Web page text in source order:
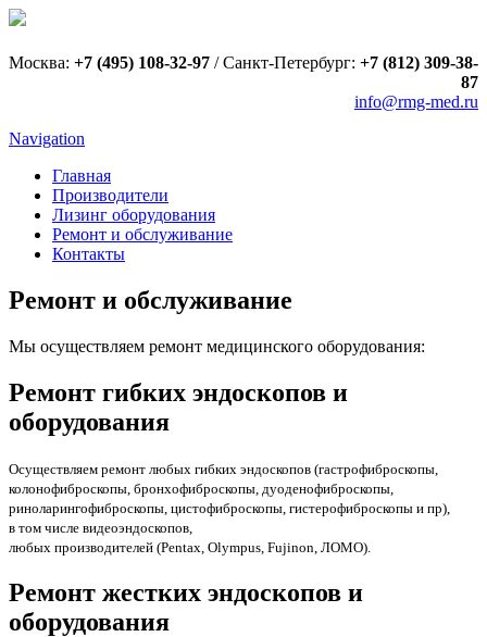
Москва: +7 (495) 108-32-97 / Санкт-Петербург: +7 (812) 309-38-
87
info@rmg-med.ru
Navigation
Главная
Производители
Лизинг оборудования
Ремонт и обслуживание
Контакты
Ремонт и обслуживание
Мы осуществляем ремонт медицинского оборудования:
Ремонт гибких эндоскопов и
оборудования
Осуществляем ремонт любых гибких эндоскопов (гастрофиброскопы,
колонофиброскопы, бронхофиброскопы, дуоденофиброскопы,
риноларингофиброскопы, цистофиброскопы, гистерофиброскопы и пр),
в том числе видеоэндоскопов,
любых производителей (Pentax, Olympus, Fujinon, ЛОМО).
Ремонт жестких эндоскопов и
оборудования